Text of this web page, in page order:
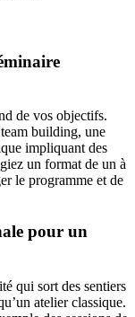
de vos objectifs.
building, une
impliquant des
un format de un à
le programme et de
pour un
qui sort des sentiers
atelier classique.